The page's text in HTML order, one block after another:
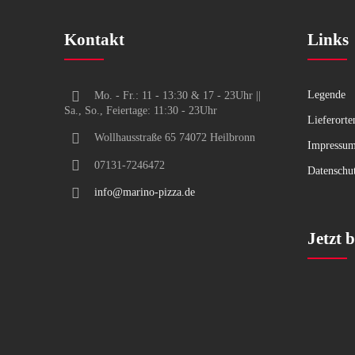
Kontakt
Mo. - Fr.: 11 - 13:30 & 17 - 23Uhr ||
Sa., So., Feiertage: 11:30 - 23Uhr
Wollhausstraße 65 74072 Heilbronn
07131-7246472
info@marino-pizza.de
Links
Legende
Jetzt